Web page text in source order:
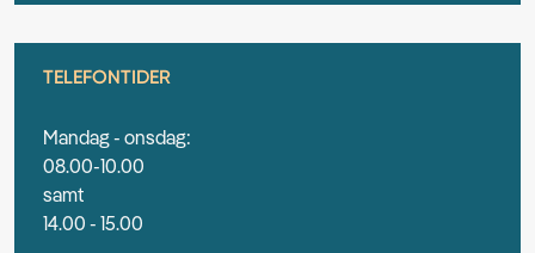
TELEFONTIDER
Mandag - onsdag:
08.00-10.00
samt
14.00 - 15.00